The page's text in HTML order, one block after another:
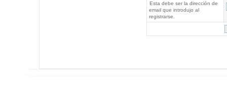
Esta debe ser la dirección de
email que introdujo al
registrarse.